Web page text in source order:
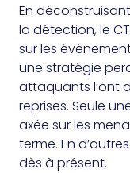
En
la détection, le
sur les
une stratégie
attaquants l’ont
reprises. Seule
axée sur les
terme. En
dès à présent.